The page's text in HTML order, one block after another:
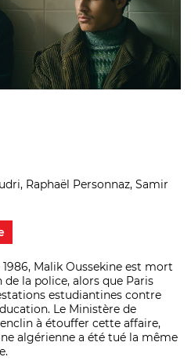
Raphaël Personnaz, Samir
Malik Oussekine est mort
la police, alors que Paris
estudiantines contre
Le Ministère de
à étouffer cette affaire,
algérienne a été tué la même